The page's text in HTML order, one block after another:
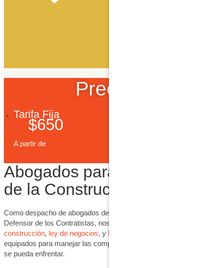
Precios
Tarifa Fija
$650
A partir de
Abogados para Contratistas
de la Construcción en Texas
Como despacho de abogados de construcción en Texas, en
Defensor de los Contratistas, nos especializamos en
construcción, ley de negocios, y
equipados para manejar las complejidades legales a las que usted
se pueda enfrentar.